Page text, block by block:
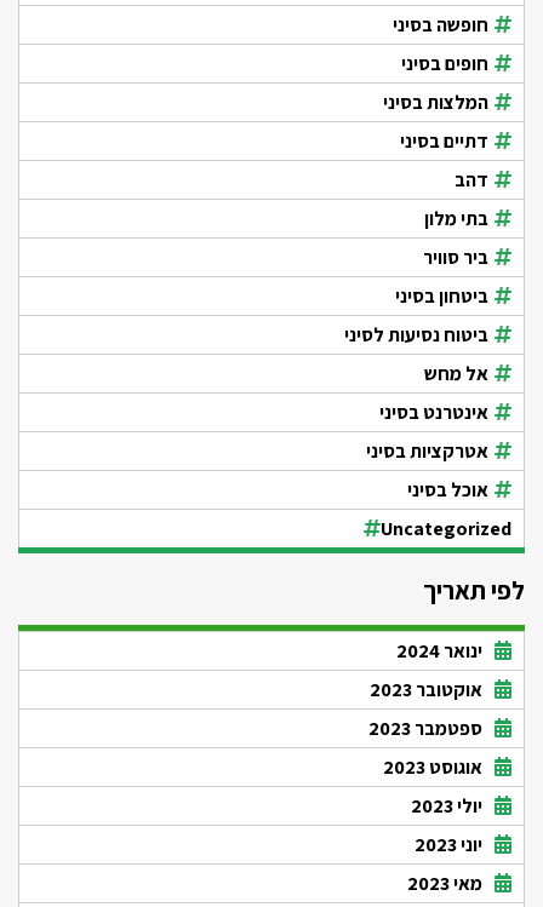
חופשה בסיני
חופים בסיני
המלצות בסיני
דתיים בסיני
דהב
בתי מלון
ביר סוויר
ביטחון בסיני
ביטוח נסיעות לסיני
אל מחש
אינטרנט בסיני
אטרקציות בסיני
אוכל בסיני
Uncategorized
לפי תאריך
ינואר 2024
אוקטובר 2023
ספטמבר 2023
אוגוסט 2023
יולי 2023
יוני 2023
מאי 2023